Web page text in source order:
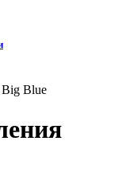
Big Blue